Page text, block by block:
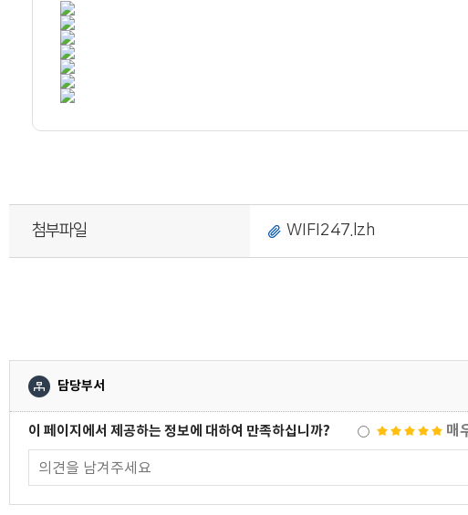
첨부파일 WIFI247.lzh
담당부서
이 페이지에서 제공하는 정보에 대하여 만족하십니까? 매